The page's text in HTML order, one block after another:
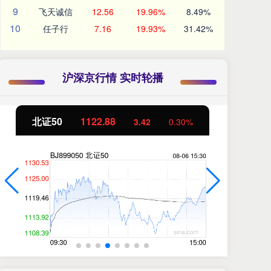
9 飞天诚信 12.56 19.96% 8.49%
10 任子行 7.16 19.93% 31.42%
沪深京行情 实时轮播
北证50 1122.88 3.42 0.30%